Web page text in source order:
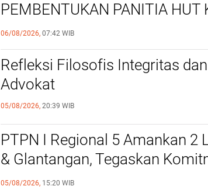
PEMBENTUKAN PANITIA HUT
SUSUNAN DAN RANGKAIAN
06/08/2026, 07:42 WIB
Refleksi Filosofis Integritas
Advokat
05/08/2026, 20:39 WIB
PTPN I Regional 5 Amankan 2
& Glantangan, Tegaskan
Negara dan Masyarakat
05/08/2026, 15:20 WIB